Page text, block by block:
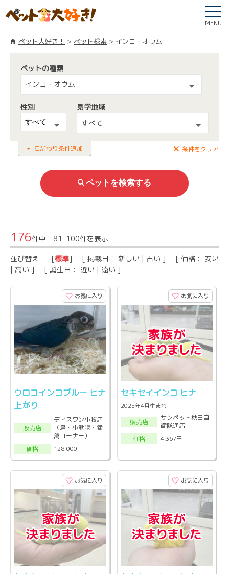
MENU
ペット大好き！ ペット検索 インコ・オウム
ペットの種類
インコ・オウム
性別
見学地域
すべて
こだわり条件追加 条件をクリア
176件中 81-100件を表示
並び替え [標準] [ 掲載日： 新しい | 古い ] [ 価格： 安い
| 高い ] [ 誕生日： 近い | 遠い ]
お気に入り
ウロコインコブルー ヒナ
上がり
販売店
ディスワン小牧店
（鳥・小動物・猛
禽コーナー）
価格
128,000
お気に入り
セキセイインコ ヒナ
2025年4月生まれ
販売店
サンペット秋田自
衛隊通店
価格
4,367円
お気に入り お気に入り